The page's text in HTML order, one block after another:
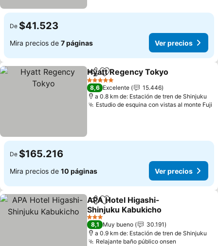
De $41.523
Mira precios de 7 páginas Ver precios
CompartirAgregar a favoritos
Hyatt Regency Tokyo
5 Estrellas
8,6 Excelente
15.446
a 0.8 km de: Estación de tren de Shinjuku
Estudio de esquina con vistas al monte Fuji
De $165.216
Mira precios de 10 páginas Ver precios
CompartirAgregar a favoritos
APA Hotel Higashi-
Shinjuku Kabukicho
Ver precios
3 Estrellas
8,1 Muy bueno
30.191
a 0.9 km de: Estación de tren de Shinjuku
Relajante baño público onsen